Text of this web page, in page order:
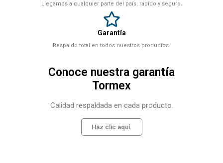
Llegamos a cualquier parte del país, rápido y seguro.
Garantía
Respaldo total en todos nuestros productos.
Conoce nuestra garantía
Tormex
Calidad respaldada en cada producto.
Haz clic aquí.